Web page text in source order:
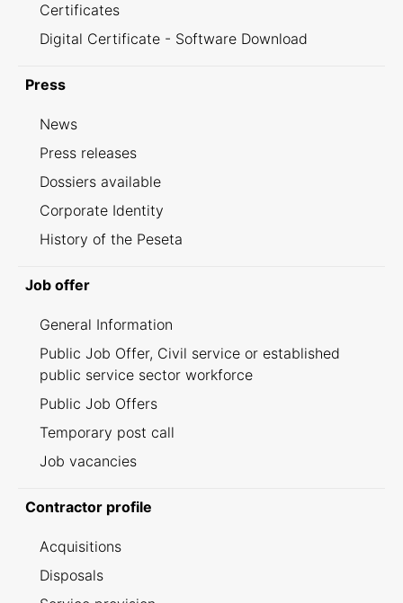
Certificates
Digital Certificate - Software Download
Press
News
Press releases
Dossiers available
Corporate Identity
History of the Peseta
Job offer
General Information
Public Job Offer, Civil service or established
public service sector workforce
Public Job Offers
Temporary post call
Job vacancies
Contractor profile
Acquisitions
Disposals